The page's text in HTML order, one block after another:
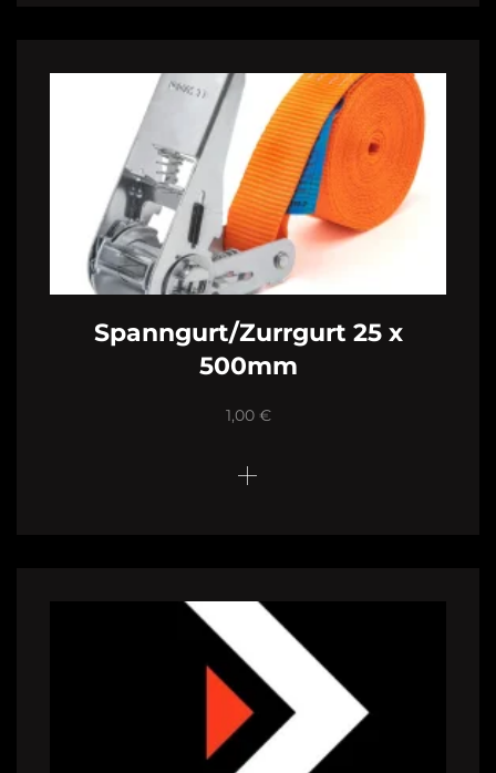
Spanngurt/Zurrgurt 25 x
500mm
1,00 €